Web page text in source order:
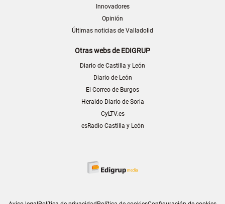
Innovadores
Opinión
Últimas noticias de Valladolid
Otras webs de EDIGRUP
Diario de Castilla y León
Diario de León
El Correo de Burgos
Heraldo-Diario de Soria
CyLTV.es
esRadio Castilla y León